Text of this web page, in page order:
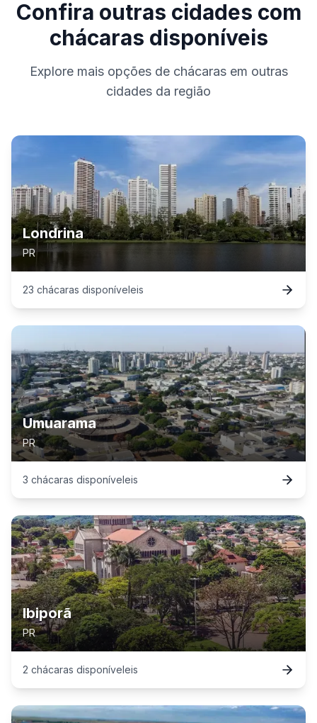
Confira outras cidades com
chácaras disponíveis
Explore mais opções de chácaras em outras
cidades da região
Londrina
PR
23 chácaras disponíveleis
Umuarama
PR
3 chácaras disponíveleis
Ibiporã
PR
2 chácaras disponíveleis